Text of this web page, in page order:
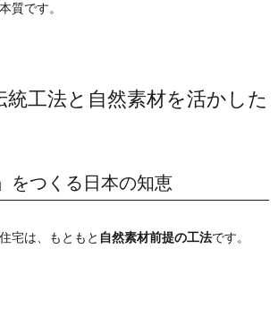
質です。
統工法と自然素材を活かした
をつくる日本の知恵
宅は、もともと 自然素材前提の工法です。